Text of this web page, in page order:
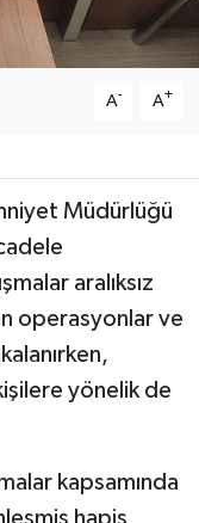
A- A+
Müdürlüğü
aralıksız
operasyonlar ve
yönelik de
kapsamında